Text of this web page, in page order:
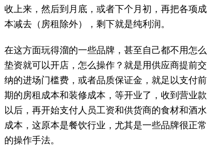
收上来，然后到月底，或者下个月初，再把各项成
本减去（房租除外），剩下就是纯利润。
在这方面玩得溜的一些品牌，甚至自己都不用怎么
垫资就可以开店，怎么操作？就是用供应商提前交
纳的进场门槛费，或者品质保证金，就足以支付前
期的房租成本和装修成本，等开业了，收到营业款
以后，再开始支付人员工资和供货商的食材和酒水
成本，这原本是餐饮行业，尤其是一些品牌很正常
的操作手法。